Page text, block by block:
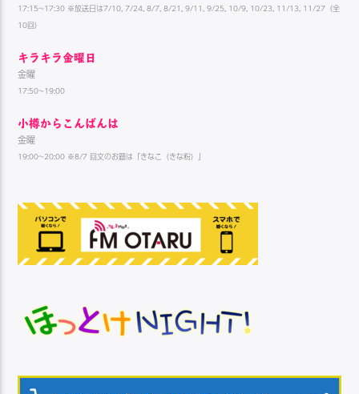
17:15~17:30 ※放送日は7/10, 7/24, 8/7, 8/21, 9/11, 9/25, 10/9, 10/23, 11/13, 11/27（全
10回）
キラキラ金曜日
金曜
17:50~19:00
小樽からこんばんは
金曜
19:00~20:00 ※8/7 回文のお題は「きなこ（きな粉）」